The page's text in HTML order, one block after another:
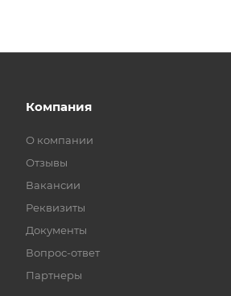
Компания
О компании
Отзывы
Вакансии
Реквизиты
Документы
Вопрос-ответ
Партнеры